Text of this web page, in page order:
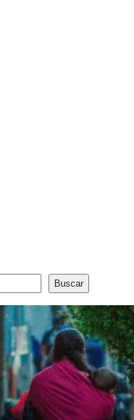
Buscar